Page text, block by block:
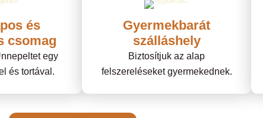
és
csomag
egy
és tortával.
Gyermekbarát
szálláshely
Biztosítjuk az alap
felszereléseket gyermekednek.